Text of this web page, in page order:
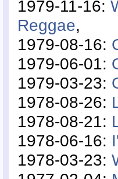
1979-11-16:
Reggae,
1979-08-16:
1979-06-01:
1979-03-23:
1978-08-26:
1978-08-21:
1978-06-16:
1978-03-23: